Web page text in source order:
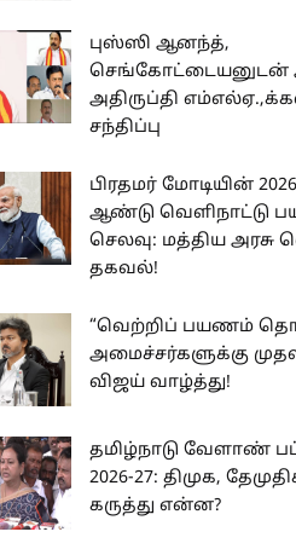
புஸ்ஸி ஆனந்த்,
செங்கோட்டையனுடன்
அதிருப்தி
சந்திப்பு
பிரதமர் மோடியின்
ஆண்டு வெளிநாட்டு
செலவு: மத்திய அரசு
தகவல்!
“வெற்றிப் பயணம்
அமைச்சர்களுக்கு
விஜய் வாழ்த்து!
தமிழ்நாடு வேளாண்
2026-27: திமுக,
கருத்து என்ன?